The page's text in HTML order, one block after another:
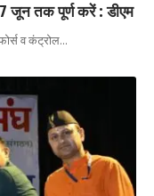
जून तक पूर्ण करें : डीएम
व कंट्रोल…